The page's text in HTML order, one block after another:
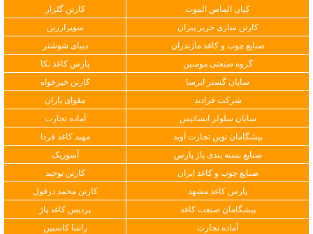
کیان الماس الموت
کارتن گلزار
کارتن سازی حریر پیران
سوپرارزین
صنایع چوب و کاغذ مازندران
دیبای شوشتر
گروه صنعتی مومنین
پارس کاغذ نکا
سایان گستر ایرسا
کارتن خیرخواه
شرکت فرادید
مقوای یاران
سایان سلولز ایساتیس
آماده تجارت
پیشگامان نوین تجارت آوید
مهبد کاغذ فردا
صنایع بسته بندی پاژ پارس
آسوریک
صنایع چوب و کاغذ ایران
کارتن توحید
پارس کاغذ مشهد
کارتن محمد دزفول
پیشگامان صنعت کاغذ
پردیس کاغذ پاژ
آماده تجارت
راشا کاسپین